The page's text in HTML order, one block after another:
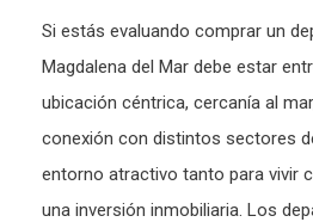
Si estás evaluando comprar un
Magdalena del Mar debe estar
ubicación céntrica, cercanía al
conexión con distintos sectores
entorno atractivo tanto para vivir
una inversión inmobiliaria. Los